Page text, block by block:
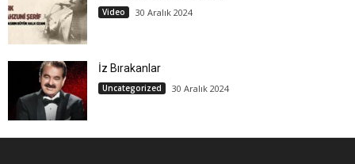
Video 30 Aralık 2024
İz Bırakanlar
Uncategorized 30 Aralık 2024